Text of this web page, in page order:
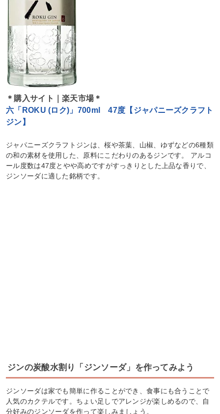
＊購入サイト｜楽天市場＊
六「ROKU (ロク)」700ml 47度【ジャパニーズクラフト
ジン】
ジャパニーズクラフトジンは、桜や茶葉、山椒、ゆずなどの6種類
の和の素材を使用した、原料にこだわりのあるジンです。 アルコ
ール度数は47度とやや高めですがすっきりとした上品な香りで、
ジンソーダに適した銘柄です。
ジンの炭酸水割り「ジンソーダ」を作ってみよう
ジンソーダは家でも簡単に作ることができ、食事にも合うことで
人気のカクテルです。ちょい足しでアレンジが楽しめるので、自
分好みのジンソーダを作って楽しみましょう。